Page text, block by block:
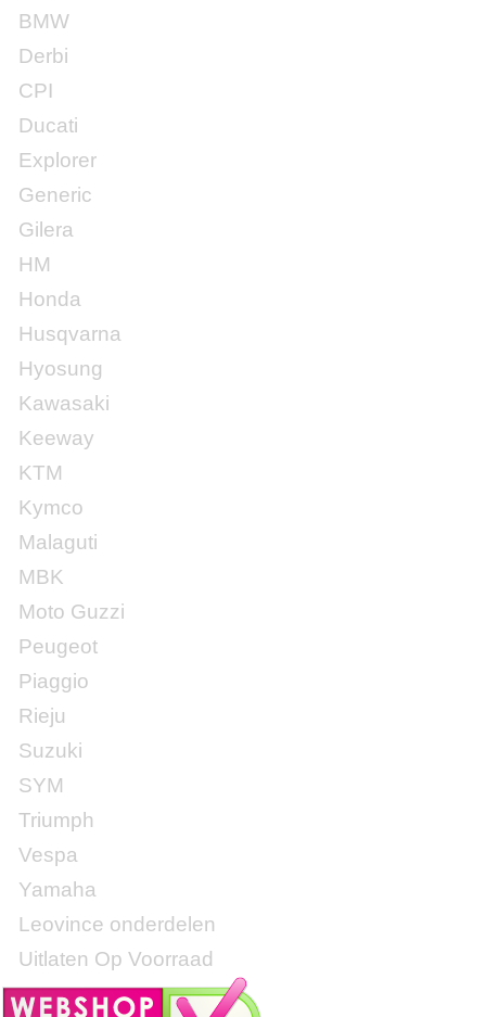
BMW
Derbi
CPI
Ducati
Explorer
Generic
Gilera
HM
Honda
Husqvarna
Hyosung
Kawasaki
Keeway
KTM
Kymco
Malaguti
MBK
Moto Guzzi
Peugeot
Piaggio
Rieju
Suzuki
SYM
Triumph
Vespa
Yamaha
Leovince onderdelen
Uitlaten Op Voorraad